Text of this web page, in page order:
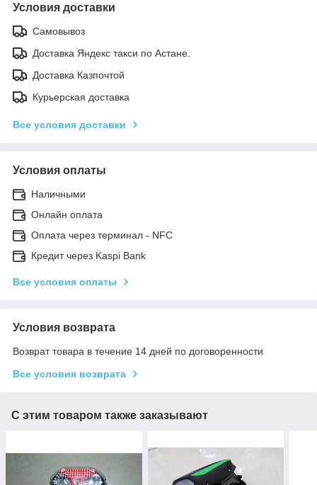
Условия доставки
Самовывоз
Доставка Яндекс такси по Астане.
Доставка Казпочтой
Курьерская доставка
Все условия доставки
Условия оплаты
Наличными
Онлайн оплата
Оплата через терминал - NFC
Кредит через Kaspi Bank
Все условия оплаты
Условия возврата
Возврат товара в течение 14 дней по договоренности
Все условия возврата
С этим товаром также заказывают